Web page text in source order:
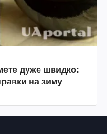
дуже швидко:
на зиму